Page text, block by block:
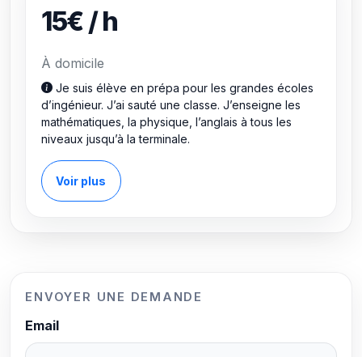
15€ / h
À domicile
Je suis élève en prépa pour les grandes écoles
d’ingénieur. J’ai sauté une classe. J’enseigne les
mathématiques, la physique, l’anglais à tous les
niveaux jusqu’à la terminale.
Voir plus
ENVOYER UNE DEMANDE
Email